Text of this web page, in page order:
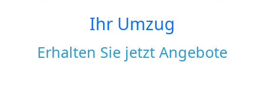
Ihr Umzug
Erhalten Sie jetzt Angebote